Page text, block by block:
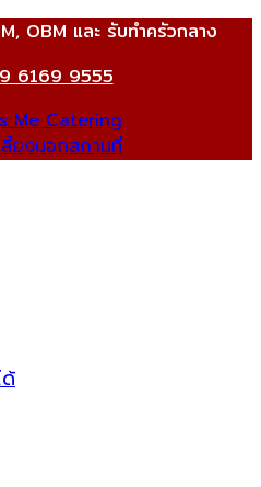
OBM และ รับทำครัวกลาง
6169 9555
Me Catering
ลี้ยงนอกสถานที่